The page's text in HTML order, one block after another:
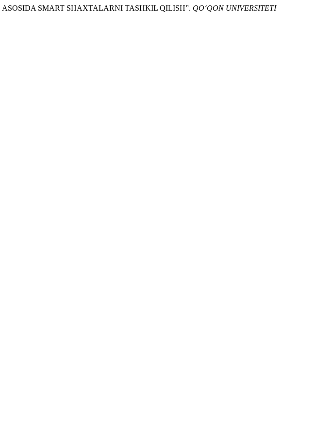
SMART SHAXTALARNI TASHKIL QILISH”. QO‘QON UNIVERSITETI